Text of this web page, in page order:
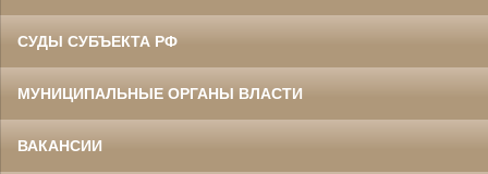
СУДЫ СУБЪЕКТА РФ
МУНИЦИПАЛЬНЫЕ ОРГАНЫ ВЛАСТИ
ВАКАНСИИ